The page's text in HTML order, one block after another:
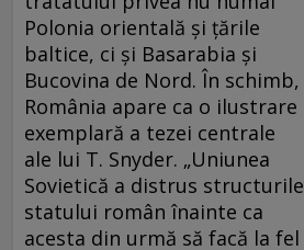
Polonia orientală şi ţările
baltice, ci şi Basarabia şi
Bucovina de Nord. În schimb,
România apare ca o ilustrare
exemplară a tezei centrale
ale lui T. Snyder. „Uniunea
Sovietică a distrus structurile
statului român înainte ca
acesta din urmă să facă la fel